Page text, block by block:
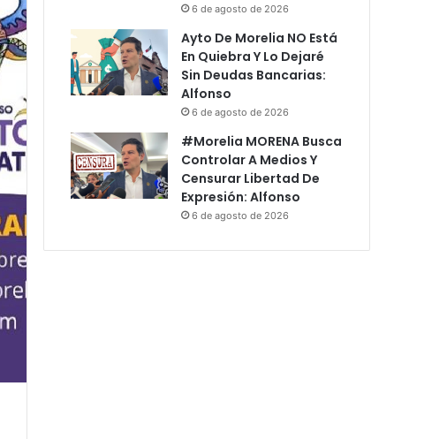
6 de agosto de 2026
Ayto De Morelia NO Está
En Quiebra Y Lo Dejaré
Sin Deudas Bancarias:
Alfonso
6 de agosto de 2026
#Morelia MORENA Busca
Controlar A Medios Y
Censurar Libertad De
Expresión: Alfonso
6 de agosto de 2026